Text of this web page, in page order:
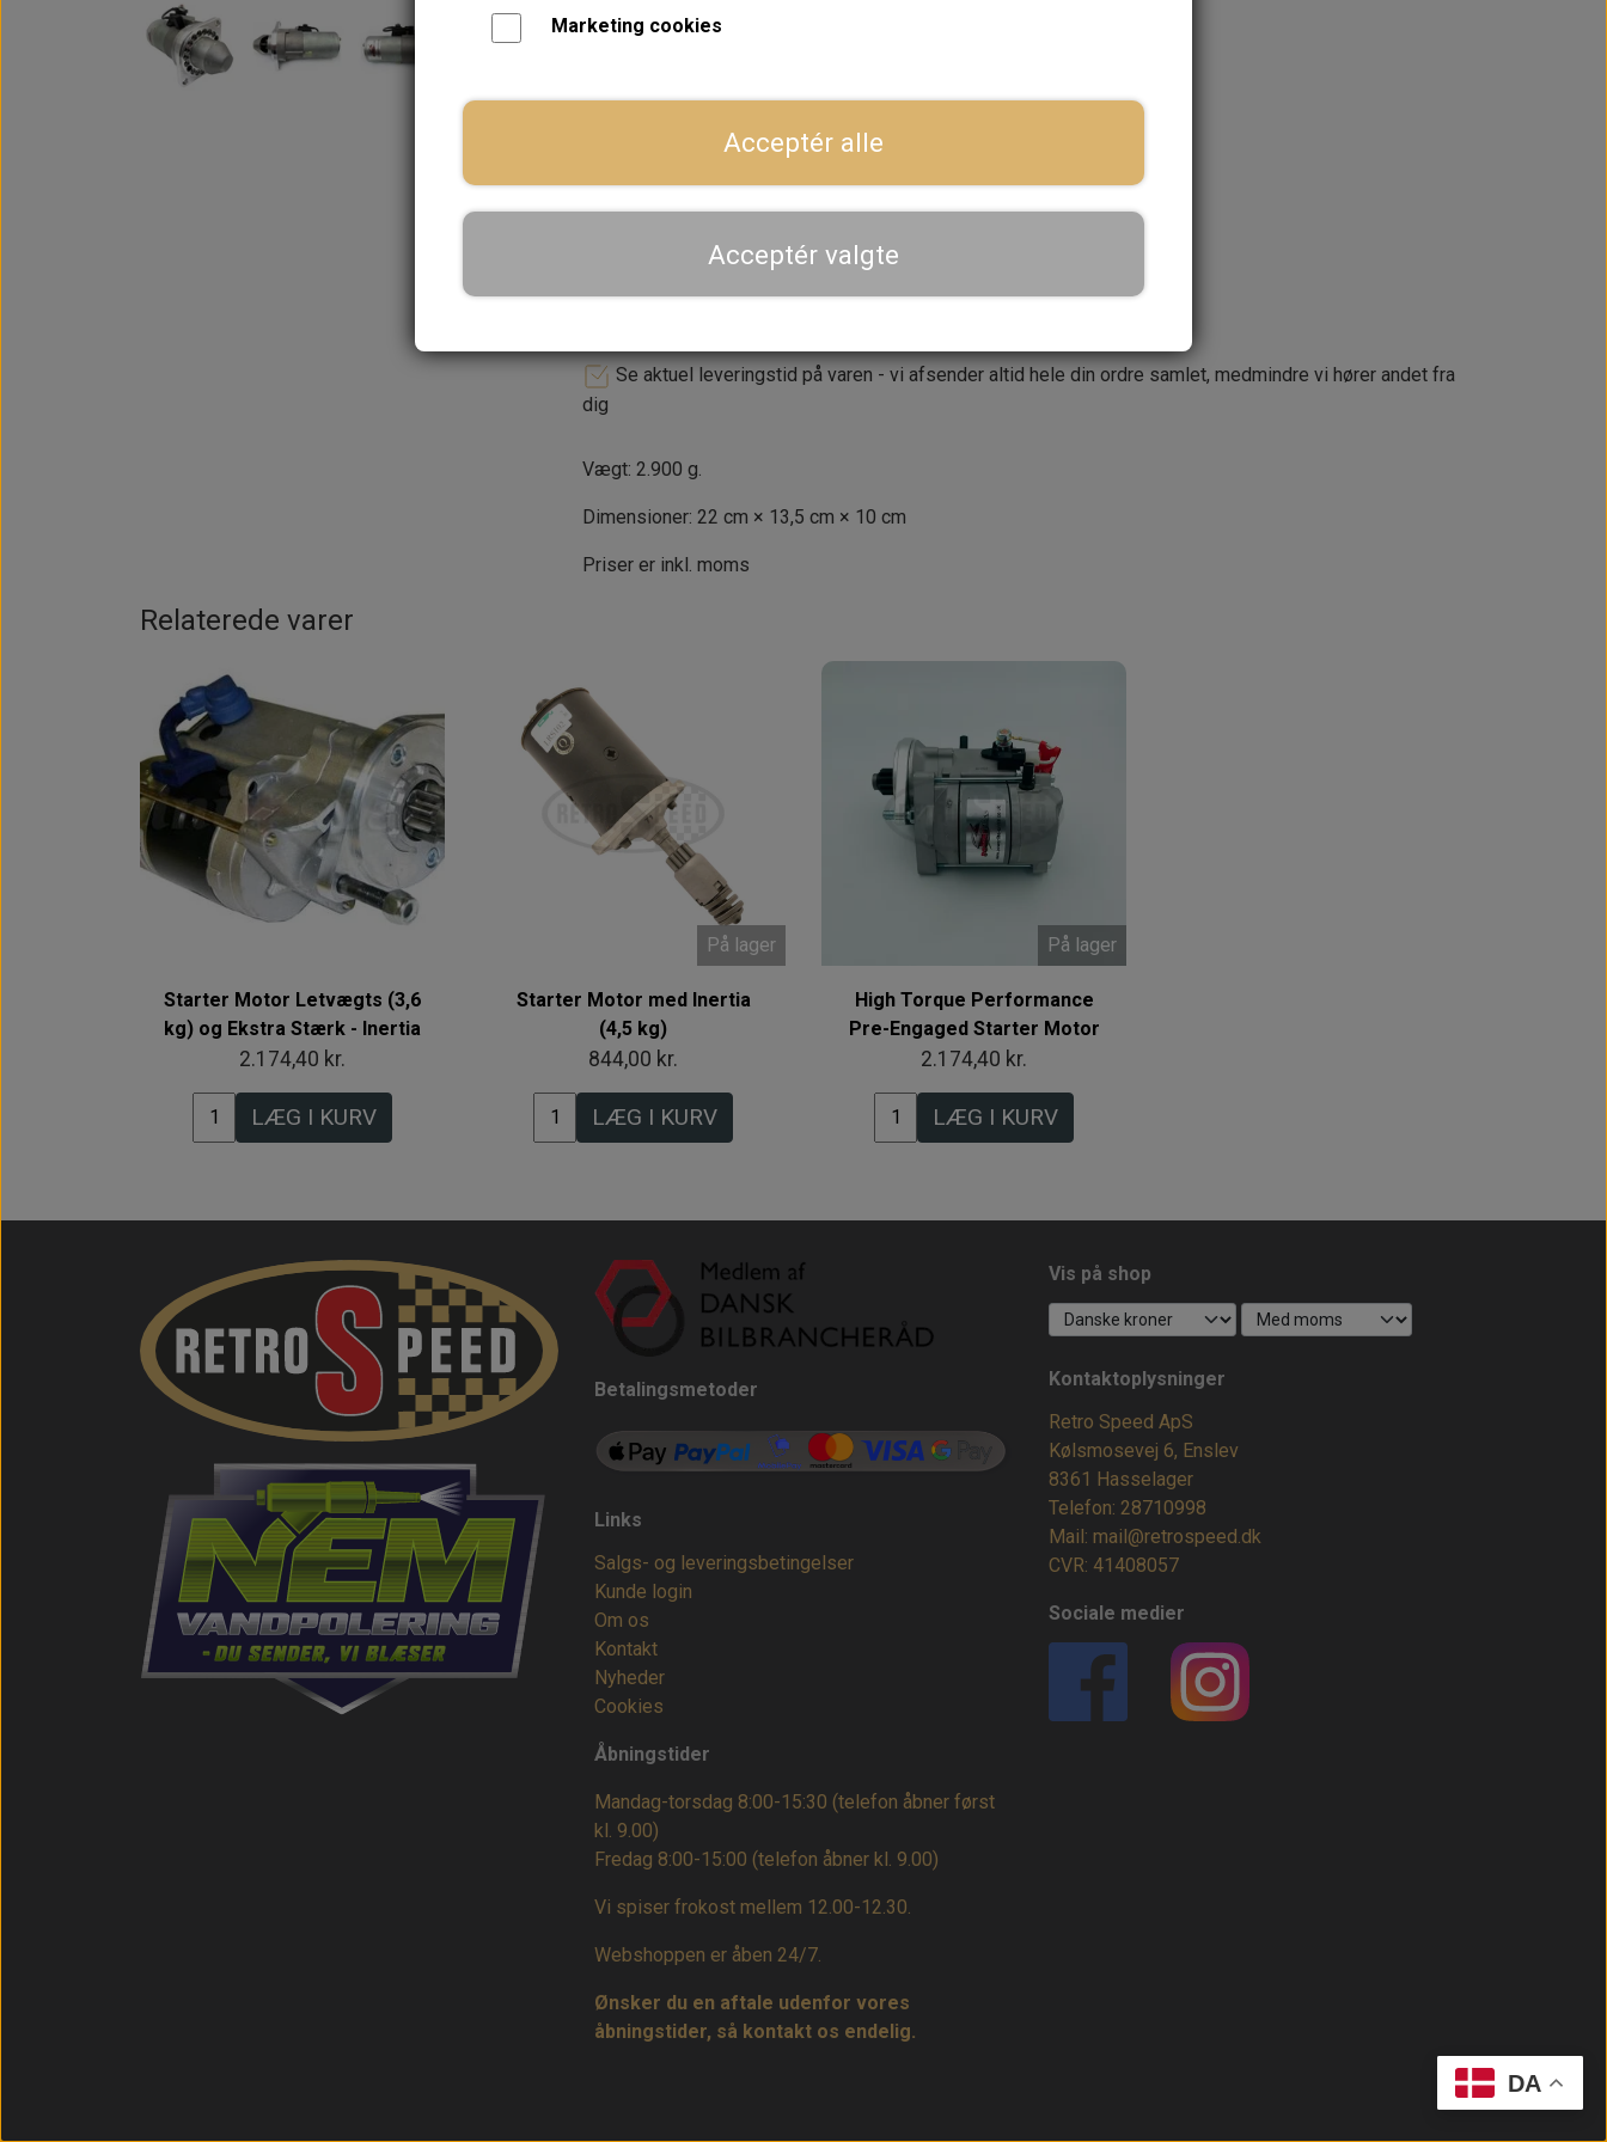
DA
andet i motorrummet.
+
Dansk webshop, kundeservice og lager
Se aktuel leveringstid på varen - vi afsender altid hele din ordre samlet, medmindre vi hører andet fra
dig
Vægt: 2.900 g.
Dimensioner: 22 cm × 13,5 cm × 10 cm
Priser er inkl. moms
Relaterede varer
Starter Motor Letvægts (3,6
kg) og Ekstra Stærk - Inertia
2.174,40 kr.
LÆG I KURV
På lager
Starter Motor med Inertia
(4,5 kg)
844,00 kr.
LÆG I KURV
På lager
High Torque Performance
Pre-Engaged Starter Motor
2.174,40 kr.
LÆG I KURV
Betalingsmetoder
Links
Salgs- og leveringsbetingelser
Kunde login
Om os
Kontakt
Nyheder
Cookies
Åbningstider
Mandag-torsdag 8:00-15:30 (telefon åbner først
kl. 9.00)
Fredag 8:00-15:00 (telefon åbner kl. 9.00)
Vi spiser frokost mellem 12.00-12.30.
Webshoppen er åben 24/7.
Ønsker du en aftale udenfor vores
åbningstider, så kontakt os endelig.
Vis på shop
Kontaktoplysninger
Retro Speed ApS
Kølsmosevej 6, Enslev
8361 Hasselager
Telefon: 28710998
Mail: mail@retrospeed.dk
CVR: 41408057
Sociale medier
Marketing cookies
Acceptér alle
Acceptér valgte